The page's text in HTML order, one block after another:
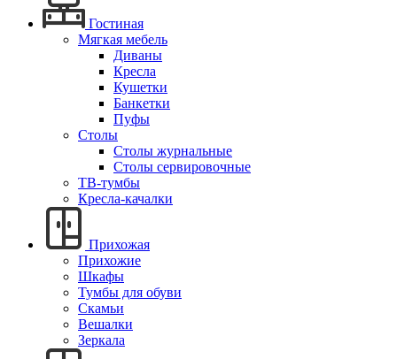
Гостиная
Мягкая мебель
Диваны
Кресла
Кушетки
Банкетки
Пуфы
Столы
Столы журнальные
Столы сервировочные
ТВ-тумбы
Кресла-качалки
Прихожая
Прихожие
Шкафы
Тумбы для обуви
Скамьи
Вешалки
Зеркала